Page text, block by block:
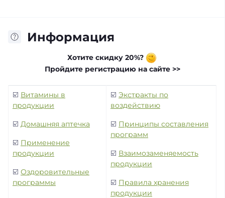
Информация
Хотите скидку 20%?
Пройдите регистрацию на сайте >>
☑️ Витамины в
продукции
☑️ Домашняя аптечка
☑️ Применение
продукции
☑️ Оздоровительные
программы
☑️ Экстракты по
воздействию
☑️ Принципы составления
программ
☑️ Взаимозаменяемость
продукции
☑️ Правила хранения
продукции